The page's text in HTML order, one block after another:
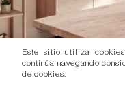
Este sitio utiliza
continúa navegando
de cookies.